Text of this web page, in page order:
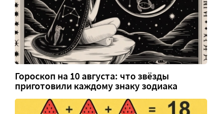
Гороскоп на 10 августа: что звёзды
приготовили каждому знаку зодиака